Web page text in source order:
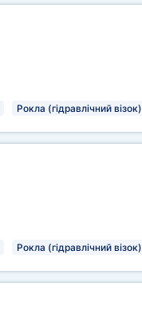
Рокла (гідравлічний візок)
Рокла (гідравлічний візок)